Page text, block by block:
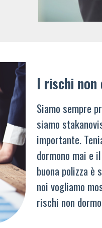
I rischi non
Siamo sempre
siamo
importante.
dormono mai e
buona polizza è
noi vogliamo
rischi non